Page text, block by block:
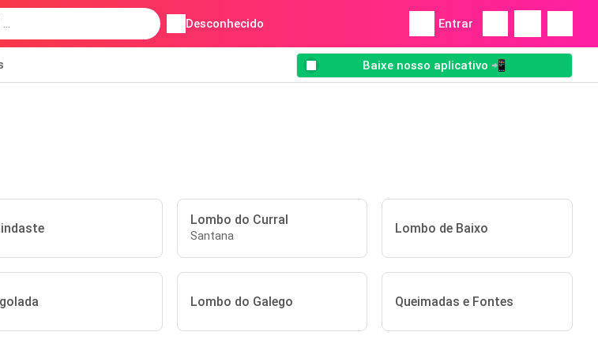
Desconhecido Entrar
Baixe nosso aplicativo 📲
Lombo do Curral
Santana Lombo de Baixo
Lombo do Galego Queimadas e Fontes